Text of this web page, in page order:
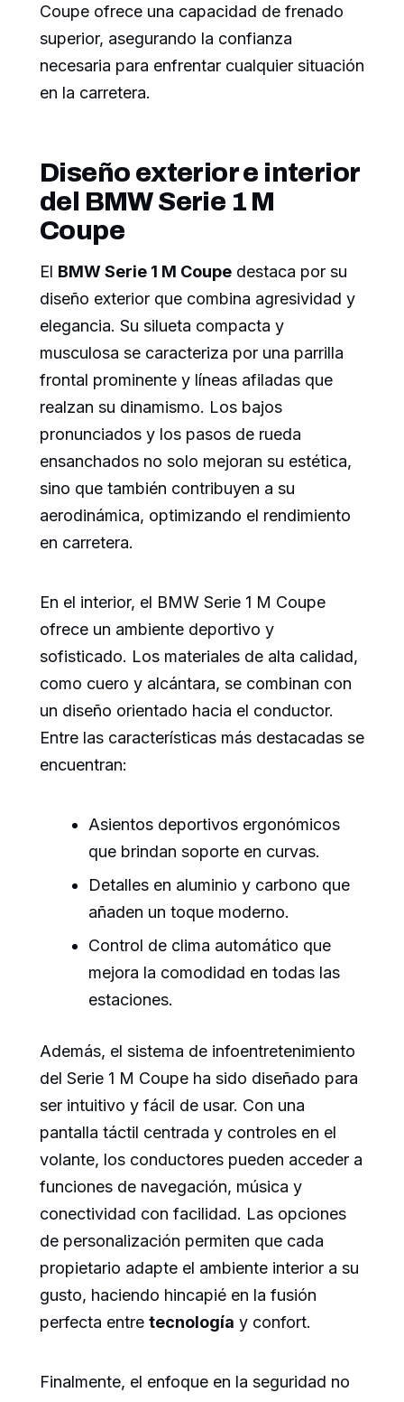
Coupe ofrece una capacidad de frenado
superior, asegurando la confianza
necesaria para enfrentar cualquier situación
en la carretera.
Diseño exterior e interior
del BMW Serie 1 M
Coupe
El BMW Serie 1 M Coupe destaca por su
diseño exterior que combina agresividad y
elegancia. Su silueta compacta y
musculosa se caracteriza por una parrilla
frontal prominente y líneas afiladas que
realzan su dinamismo. Los bajos
pronunciados y los pasos de rueda
ensanchados no solo mejoran su estética,
sino que también contribuyen a su
aerodinámica, optimizando el rendimiento
en carretera.
En el interior, el BMW Serie 1 M Coupe
ofrece un ambiente deportivo y
sofisticado. Los materiales de alta calidad,
como cuero y alcántara, se combinan con
un diseño orientado hacia el conductor.
Entre las características más destacadas se
encuentran:
Asientos deportivos ergonómicos
que brindan soporte en curvas.
Detalles en aluminio y carbono que
añaden un toque moderno.
Control de clima automático que
mejora la comodidad en todas las
estaciones.
Además, el sistema de infoentretenimiento
del Serie 1 M Coupe ha sido diseñado para
ser intuitivo y fácil de usar. Con una
pantalla táctil centrada y controles en el
volante, los conductores pueden acceder a
funciones de navegación, música y
conectividad con facilidad. Las opciones
de personalización permiten que cada
propietario adapte el ambiente interior a su
gusto, haciendo hincapié en la fusión
perfecta entre tecnología y confort.
Finalmente, el enfoque en la seguridad no